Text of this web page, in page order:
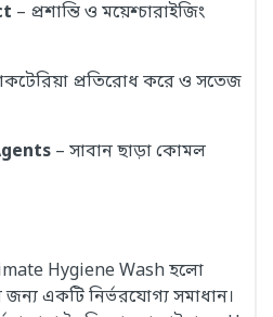
– প্রশান্তি ও ময়েশ্চারাইজিং
প্রতিরোধ করে ও সতেজ
– সাবান ছাড়া কোমল
Hygiene Wash হলো
জন্য একটি নির্ভরযোগ্য সমাধান।